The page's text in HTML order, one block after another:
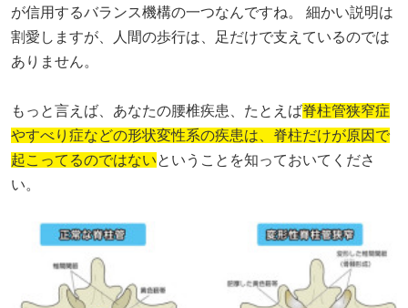
が信用するバランス機構の一つなんですね。 細かい説明は
割愛しますが、人間の歩行は、足だけで支えているのでは
ありません。
もっと言えば、あなたの腰椎疾患、 たとえば脊柱管狭窄症
やすべり症などの形状変性系の疾患は、脊柱だけが原因で
起こってるのではないということを知っておいてくださ
い。